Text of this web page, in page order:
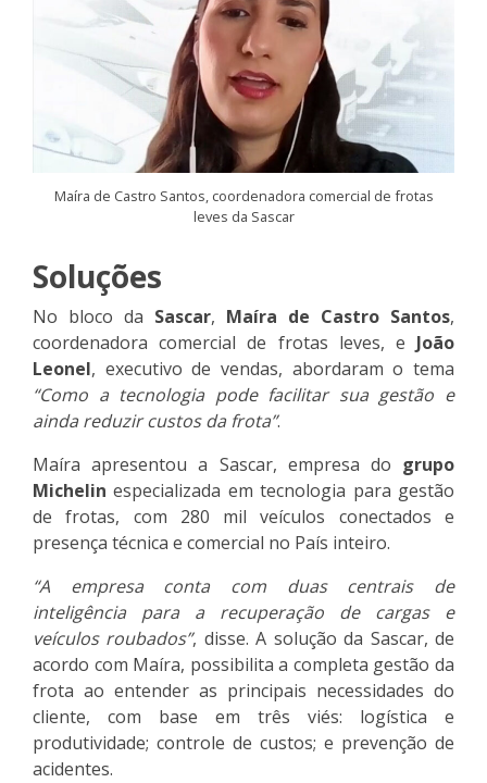
Maíra de Castro Santos, coordenadora comercial de frotas
leves da Sascar
Soluções
No bloco da Sascar, Maíra de Castro Santos,
coordenadora comercial de frotas leves, e João
Leonel, executivo de vendas, abordaram o tema
“Como a tecnologia pode facilitar sua gestão e
ainda reduzir custos da frota”.
Maíra apresentou a Sascar, empresa do grupo
Michelin especializada em tecnologia para gestão
de frotas, com 280 mil veículos conectados e
presença técnica e comercial no País inteiro.
“A empresa conta com duas centrais de
inteligência para a recuperação de cargas e
veículos roubados”, disse. A solução da Sascar, de
acordo com Maíra, possibilita a completa gestão da
frota ao entender as principais necessidades do
cliente, com base em três viés: logística e
produtividade; controle de custos; e prevenção de
acidentes.